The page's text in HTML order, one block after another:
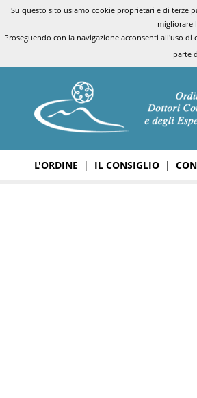
Su questo sito usiamo cookie proprietari e di terze
migliorare
Proseguendo con la navigazione acconsenti all'uso
parte
L'ORDINE | IL CONSIGLIO |